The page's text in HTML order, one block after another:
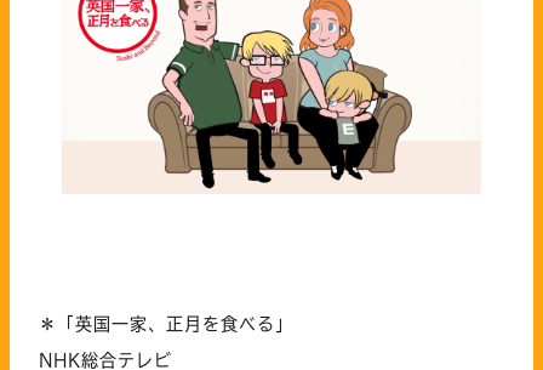
＊「英国一家、正月を食べる」
NHK総合テレビ